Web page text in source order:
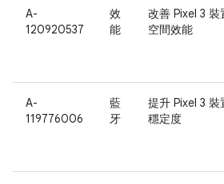
A-
120920537
效
能
改善 Pixel 3 裝
空間效能
A-
119776006
藍
牙
提升 Pixel 3 裝
穩定度